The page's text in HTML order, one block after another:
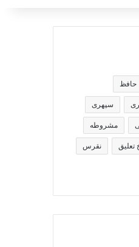
حافظ
سپهری
مشروطه
تعلیق نقرس